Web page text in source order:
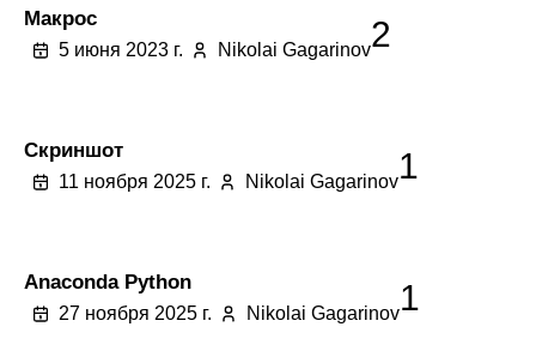
Макрос
5 июня 2023 г. Nikolai Gagarinov2
Скриншот
11 ноября 2025 г. Nikolai Gagarinov1
Anaconda Python
27 ноября 2025 г. Nikolai Gagarinov1